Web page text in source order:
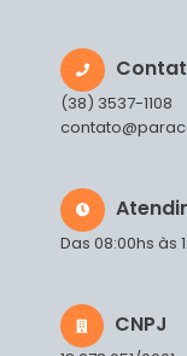
(38) 3537-1108
Das 08:00hs às
CNPJ